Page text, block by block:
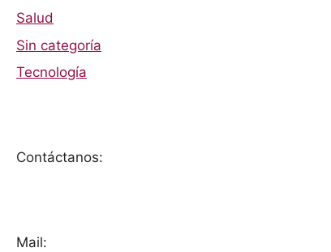
Salud
Sin categoría
Tecnología
Contáctanos:
Mail: